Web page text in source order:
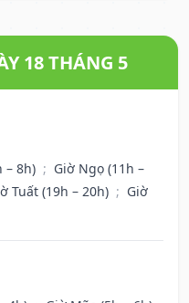
18 THÁNG 5
– 8h) ; Giờ Ngọ (11h –
Tuất (19h – 20h) ; Giờ